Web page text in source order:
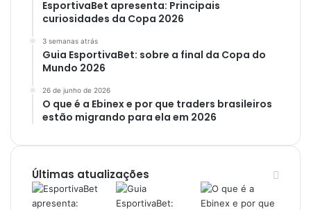
EsportivaBet apresenta: Principais
curiosidades da Copa 2026
3 semanas atrás
Guia EsportivaBet: sobre a final da Copa do
Mundo 2026
26 de junho de 2026
O que é a Ebinex e por que traders brasileiros
estão migrando para ela em 2026
Últimas atualizações